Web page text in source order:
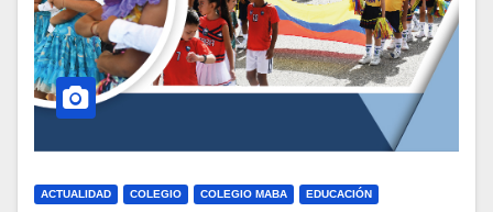
ACTUALIDAD COLEGIO COLEGIO MABA EDUCACIÓN